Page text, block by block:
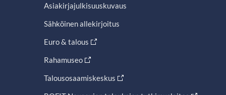
Asiakirjajulkisuuskuvaus
Sähköinen allekirjoitus
Euro & talous
Rahamuseo
Talousosaamiskeskus